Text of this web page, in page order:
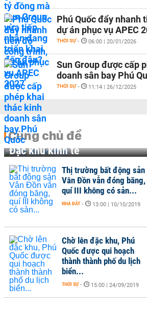
Phú Quốc đẩy nhanh
dự án phục vụ APEC
THỜI SỰ - 06:00 | 20/01/2026
Sun Group được cấp
doanh sân bay Phú
THỜI SỰ - 11:14 | 26/12/2025
Cùng chủ đề
Đặc khu kinh tế
Thị trường bất động sản
Vân Đồn vẫn đóng băng,
quí III không có sản...
NHÀ ĐẤT - 13:00 | 10/10/2019
Chờ lên đặc khu, Phú
Quốc được qui hoạch
thành thành phố du lịch
biển...
THỜI SỰ - 15:00 | 24/09/2019